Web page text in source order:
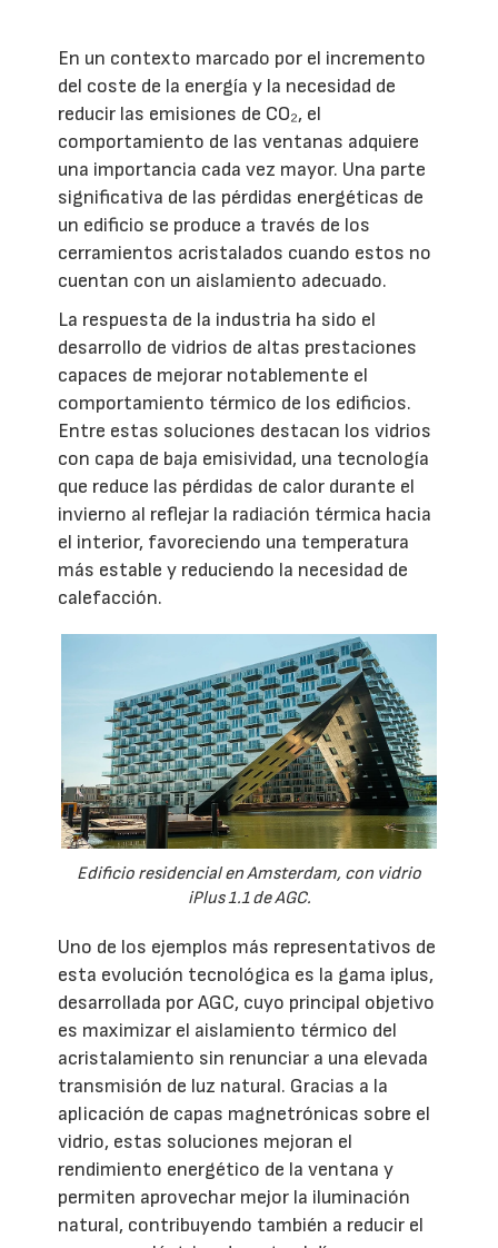
En un contexto marcado por el incremento
del coste de la energía y la necesidad de
reducir las emisiones de CO₂, el
comportamiento de las ventanas adquiere
una importancia cada vez mayor. Una parte
significativa de las pérdidas energéticas de
un edificio se produce a través de los
cerramientos acristalados cuando estos no
cuentan con un aislamiento adecuado.
La respuesta de la industria ha sido el
desarrollo de vidrios de altas prestaciones
capaces de mejorar notablemente el
comportamiento térmico de los edificios.
Entre estas soluciones destacan los vidrios
con capa de baja emisividad, una tecnología
que reduce las pérdidas de calor durante el
invierno al reflejar la radiación térmica hacia
el interior, favoreciendo una temperatura
más estable y reduciendo la necesidad de
calefacción.
Edificio residencial en Amsterdam, con vidrio
iPlus 1.1 de AGC.
Uno de los ejemplos más representativos de
esta evolución tecnológica es la gama iplus,
desarrollada por AGC, cuyo principal objetivo
es maximizar el aislamiento térmico del
acristalamiento sin renunciar a una elevada
transmisión de luz natural. Gracias a la
aplicación de capas magnetrónicas sobre el
vidrio, estas soluciones mejoran el
rendimiento energético de la ventana y
permiten aprovechar mejor la iluminación
natural, contribuyendo también a reducir el